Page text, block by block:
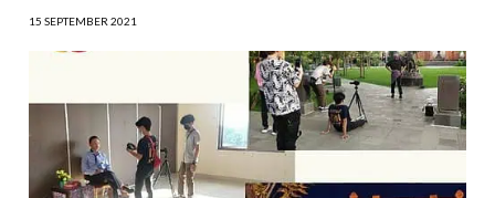
15 SEPTEMBER 2021